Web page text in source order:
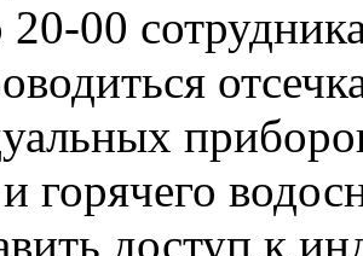
20-00
горячего
доступ к